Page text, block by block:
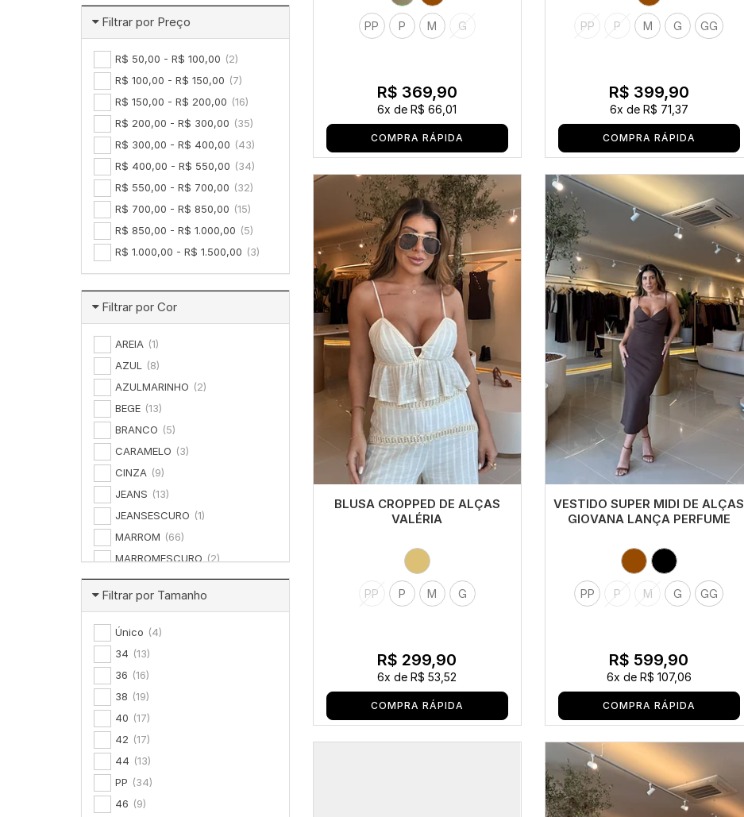
Filtrar por Preço
R$ 50,00 - R$ 100,00 (2)
R$ 100,00 - R$ 150,00 (7)
R$ 150,00 - R$ 200,00 (16)
R$ 200,00 - R$ 300,00 (35)
R$ 300,00 - R$ 400,00 (43)
R$ 400,00 - R$ 550,00 (34)
R$ 550,00 - R$ 700,00 (32)
R$ 700,00 - R$ 850,00 (15)
R$ 850,00 - R$ 1.000,00 (5)
R$ 1.000,00 - R$ 1.500,00 (3)
Filtrar por Cor
AREIA (1)
AZUL
(8)
AZULMARINHO (2)
BEGE (13)
BRANCO (5)
CARAMELO (3)
CINZA (9)
JEANS (13)
JEANSESCURO (1)
MARROM (66)
MARROMESCURO (2)
MARSALA(16)
NUDE(20)
Filtrar por Tamanho
Único (4)
34 (13)
36 (16)
38 (19)
40 (17)
42 (17)
44 (13)
PP (34)
46 (9)
PP P M G
R$ 369,90
6x deR$ 66,01
COMPRA RÁPIDA
PP P M G GG
R$ 399,90
6x de R$ 71,37
COMPRA RÁPIDA
BLUSA CROPPED DE ALÇAS
VALÉRIA
PP P M G
R$ 299,90
6x deR$ 53,52
COMPRA RÁPIDA
VESTIDO SUPER MIDI DE ALÇAS
GIOVANA LANÇA PERFUME
PP P M G GG
R$ 599,90
6x de R$ 107,06
COMPRA RÁPIDA